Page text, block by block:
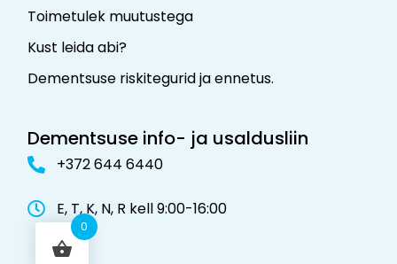
Toimetulek muutustega
Kust leida abi?
Dementsuse riskitegurid ja ennetus.
Dementsuse info- ja usaldusliin
+372 644 6440
E, T, K, N, R kell 9:00-16:00
0